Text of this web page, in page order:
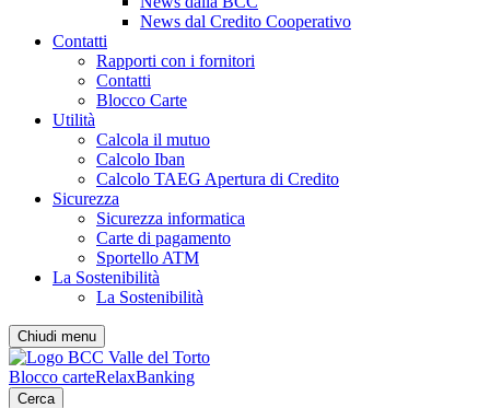
News dal Credito Cooperativo
Contatti
Rapporti con i fornitori
Contatti
Blocco Carte
Utilità
Calcola il mutuo
Calcolo Iban
Calcolo TAEG Apertura di Credito
Sicurezza
Sicurezza informatica
Carte di pagamento
Sportello ATM
La Sostenibilità
La Sostenibilità
Chiudi menu
Blocco carteRelaxBanking
Cerca